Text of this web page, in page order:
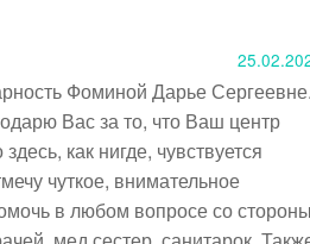
Фоминой Дарье
Вас за то, что Ваш центр
как нигде, чувствуется
чуткое, внимательное
в любом вопросе со